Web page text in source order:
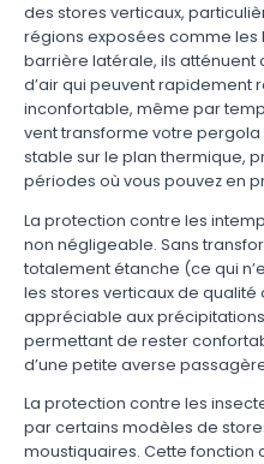
des stores verticaux,
régions exposées comme les
barrière latérale, ils
d’air qui peuvent rapidement
inconfortable, même par
vent transforme votre
stable sur le plan thermique,
périodes où vous pouvez en
La protection contre les
non négligeable. Sans
totalement étanche (ce qui
les stores verticaux de qualité
appréciable aux
permettant de rester
d’une petite averse
La protection contre les
par certains modèles de
moustiquaires. Cette fonction